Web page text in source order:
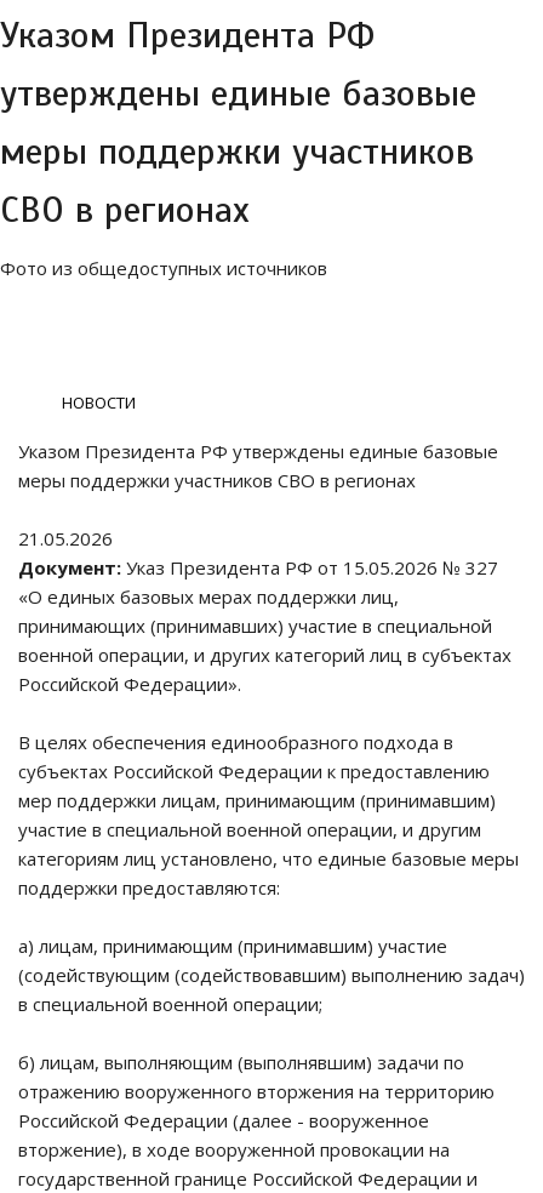
Указом Президента РФ
утверждены единые базовые
меры поддержки участников
СВО в регионах
Фото из общедоступных источников
НОВОСТИ
Указом Президента РФ утверждены единые базовые
меры поддержки участников СВО в регионах
21.05.2026
Документ: Указ Президента РФ от 15.05.2026 № 327
«О единых базовых мерах поддержки лиц,
принимающих (принимавших) участие в специальной
военной операции, и других категорий лиц в субъектах
Российской Федерации».
В целях обеспечения единообразного подхода в
субъектах Российской Федерации к предоставлению
мер поддержки лицам, принимающим (принимавшим)
участие в специальной военной операции, и другим
категориям лиц установлено, что единые базовые меры
поддержки предоставляются:
а) лицам, принимающим (принимавшим) участие
(содействующим (содействовавшим) выполнению задач)
в специальной военной операции;
б) лицам, выполняющим (выполнявшим) задачи по
отражению вооруженного вторжения на территорию
Российской Федерации (далее - вооруженное
вторжение), в ходе вооруженной провокации на
государственной границе Российской Федерации и